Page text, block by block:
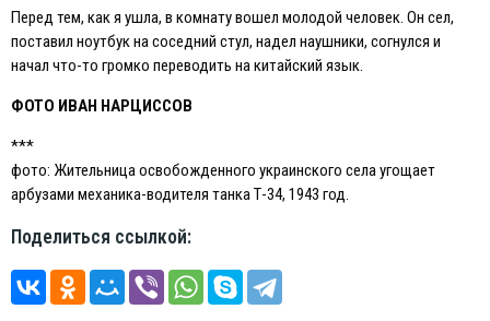
Перед тем, как я ушла, в комнату вошел молодой человек. Он сел,
поставил ноутбук на соседний стул, надел наушники, согнулся и
начал что-то громко переводить на китайский язык.
ФОТО ИВАН НАРЦИССОВ
***
фото: Жительница освобожденного украинского села угощает
арбузами механика-водителя танка Т-34, 1943 год.
Поделиться ссылкой: